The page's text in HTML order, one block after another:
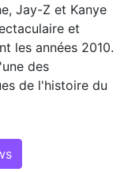
Jay-Z et Kanye
et
les années 2010.
des
de l'histoire du